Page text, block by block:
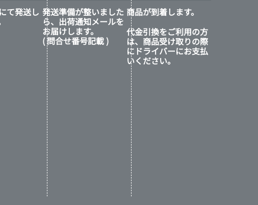
て発送し 発送準備が整いました
ら、出荷通知メールを
お届けします。
( 問合せ番号記載 )
商品が到着します。
代金引換をご利用の方
は、商品受け取りの際
にドライバーにお支払
いください。